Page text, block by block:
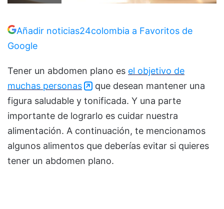
Añadir noticias24colombia a Favoritos de
Google
Tener un abdomen plano es el objetivo de
muchas personas
que desean mantener una
figura saludable y tonificada. Y una parte
importante de lograrlo es cuidar nuestra
alimentación. A continuación, te mencionamos
algunos alimentos que deberías evitar si quieres
tener un abdomen plano.